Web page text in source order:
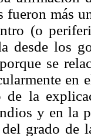
más
(o
desde los
se
en
de la
y en la
grado de